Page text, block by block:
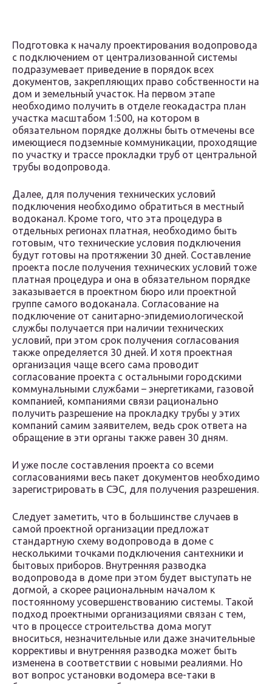
Подготовка к началу проектирования водопровода
с подключением от централизованной системы
подразумевает приведение в порядок всех
документов, закрепляющих право собственности на
дом и земельный участок. На первом этапе
необходимо получить в отделе геокадастра план
участка масштабом 1:500, на котором в
обязательном порядке должны быть отмечены все
имеющиеся подземные коммуникации, проходящие
по участку и трассе прокладки труб от центральной
трубы водопровода.
Далее, для получения технических условий
подключения необходимо обратиться в местный
водоканал. Кроме того, что эта процедура в
отдельных регионах платная, необходимо быть
готовым, что технические условия подключения
будут готовы на протяжении 30 дней. Составление
проекта после получения технических условий тоже
платная процедура и она в обязательном порядке
заказывается в проектном бюро или проектной
группе самого водоканала. Согласование на
подключение от санитарно-эпидемиологической
службы получается при наличии технических
условий, при этом срок получения согласования
также определяется 30 дней. И хотя проектная
организация чаще всего сама проводит
согласование проекта с остальными городскими
коммунальными службами – энергетиками, газовой
компанией, компаниями связи рационально
получить разрешение на прокладку трубы у этих
компаний самим заявителем, ведь срок ответа на
обращение в эти органы также равен 30 дням.
И уже после составления проекта со всеми
согласованиями весь пакет документов необходимо
зарегистрировать в СЭС, для получения разрешения.
Следует заметить, что в большинстве случаев в
самой проектной организации предложат
стандартную схему водопровода в доме с
несколькими точками подключения сантехники и
бытовых приборов. Внутренняя разводка
водопровода в доме при этом будет выступать не
догмой, а скорее рациональным началом к
постоянному усовершенствованию системы. Такой
подход проектными организациями связан с тем,
что в процессе строительства дома могут
вноситься, незначительные или даже значительные
коррективы и внутренняя разводка может быть
изменена в соответствии с новыми реалиями. Но
вот вопрос установки водомера все-таки в